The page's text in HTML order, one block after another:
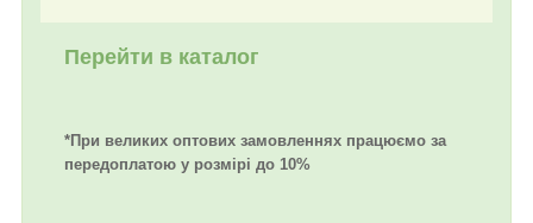
Перейти в каталог
*При великих оптових замовленнях працюємо за
передоплатою у розмірі до 10%